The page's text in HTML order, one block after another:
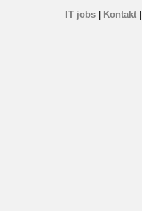
IT jobs| Kontakt|